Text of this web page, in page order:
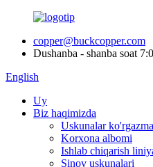
copper@buckcopper.com
Dushanba - shanba soat
English
Uy
Biz haqimizda
Uskunalar
Korxona albomi
Ishlab chiqarish
Sinov uskunalari